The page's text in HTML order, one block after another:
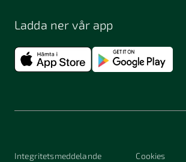
Ladda ner vår app
Integritetsmeddelande Cookies